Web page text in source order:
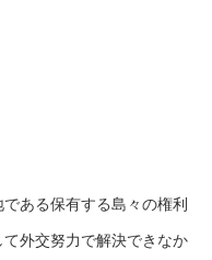
ある保有する島々の権利
外交努力で解決できなか